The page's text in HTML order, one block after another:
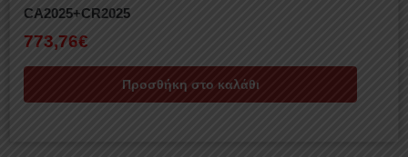
CA2025+CR2025
773,76€
Προσθήκη στο καλάθι